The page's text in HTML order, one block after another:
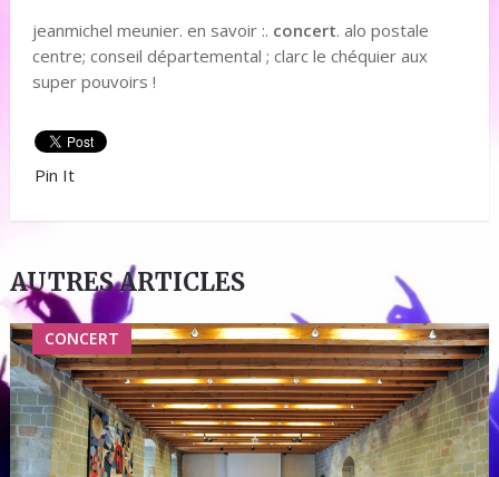
jeanmichel meunier. en savoir :. concert. alo postale
centre; conseil départemental ; clarc le chéquier aux
super pouvoirs !
Pin It
AUTRES ARTICLES
CONCERT